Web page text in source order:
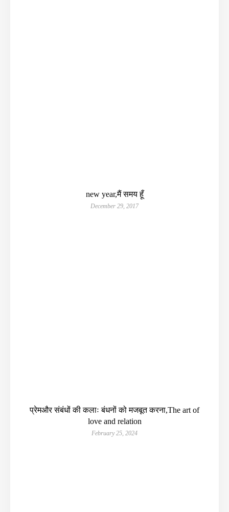
new year,मैं समय हूँ
December 29, 2017
प्रेमऔर संबंधों की कलाः बंधनों को मजबूत करना,The art of
love and relation
February 25, 2024